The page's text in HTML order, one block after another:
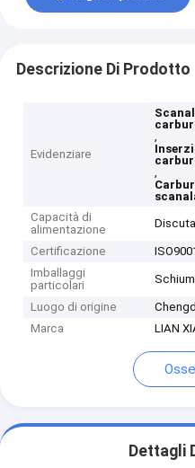
Descrizione Di Prodotto
Evidenziare
,
,
Capacità di
alimentazione
Discuta
Certificazione
Imballaggi
particolari
Luogo di origine
Marca
LIAN
Dettagli